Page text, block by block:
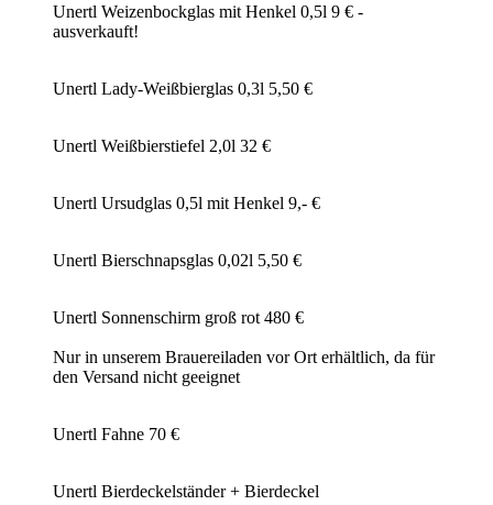
Unertl Weizenbockglas mit Henkel 0,5l 9 € -
ausverkauft!
Unertl Lady-Weißbierglas 0,3l 5,50 €
Unertl Weißbierstiefel 2,0l 32 €
Unertl Ursudglas 0,5l mit Henkel 9,- €
Unertl Bierschnapsglas 0,02l 5,50 €
Unertl Sonnenschirm groß rot 480 €
Nur in unserem Brauereiladen vor Ort erhältlich, da für
den Versand nicht geeignet
Unertl Fahne 70 €
Unertl Bierdeckelständer + Bierdeckel